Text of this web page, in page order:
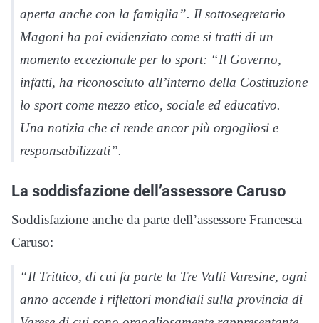
aperta anche con la famiglia”. Il sottosegretario
Magoni ha poi evidenziato come si tratti di un
momento eccezionale per lo sport: “Il Governo,
infatti, ha riconosciuto all’interno della Costituzione
lo sport come mezzo etico, sociale ed educativo.
Una notizia che ci rende ancor più orgogliosi e
responsabilizzati”.
La soddisfazione dell’assessore Caruso
Soddisfazione anche da parte dell’assessore Francesca
Caruso:
“Il Trittico, di cui fa parte la Tre Valli Varesine, ogni
anno accende i riflettori mondiali sulla provincia di